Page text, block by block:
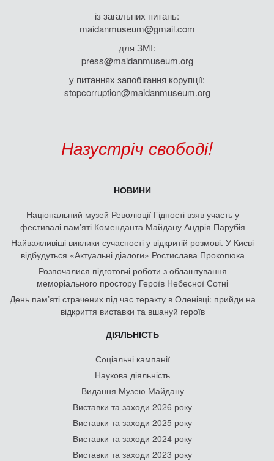
із загальних питань:
maidanmuseum@gmail.com
для ЗМІ:
press@maidanmuseum.org
у питаннях запобігання корупції:
stopcorruption@maidanmuseum.org
Назустріч свободі!
НОВИНИ
Національний музей Революції Гідності взяв участь у
фестивалі пам'яті Коменданта Майдану Андрія Парубія
Найважливіші виклики сучасності у відкритій розмові. У Києві
відбудуться «Актуальні діалоги» Ростислава Прокопюка
Розпочалися підготовчі роботи з облаштування
меморіального простору Героїв Небесної Сотні
День памʼяті страчених під час теракту в Оленівці: прийди на
відкриття виставки та вшануй героїв
ДІЯЛЬНІСТЬ
Соціальні кампанії
Наукова діяльність
Видання Музею Майдану
Виставки та заходи 2026 року
Виставки та заходи 2025 року
Виставки та заходи 2024 року
Виставки та заходи 2023 року